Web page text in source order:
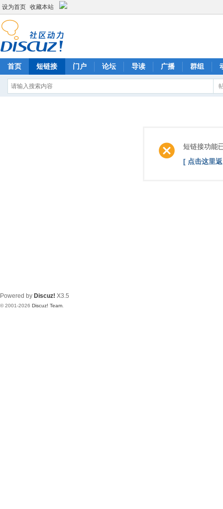
设为首页 收藏本站
首页 短链接 门户 论坛 导读 广播 群组
短链接功能
[ 点击这里
Powered by Discuz! X3.5
© 2001-2026 Discuz! Team